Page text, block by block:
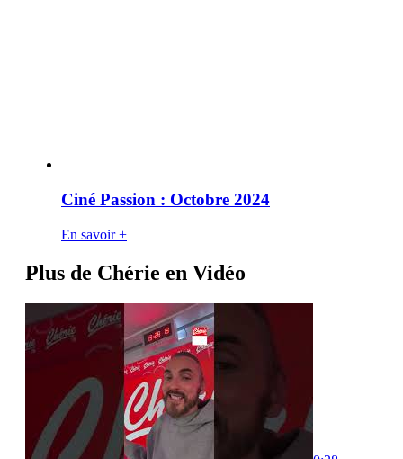
Ciné Passion : Octobre 2024
En savoir +
Plus de Chérie en Vidéo